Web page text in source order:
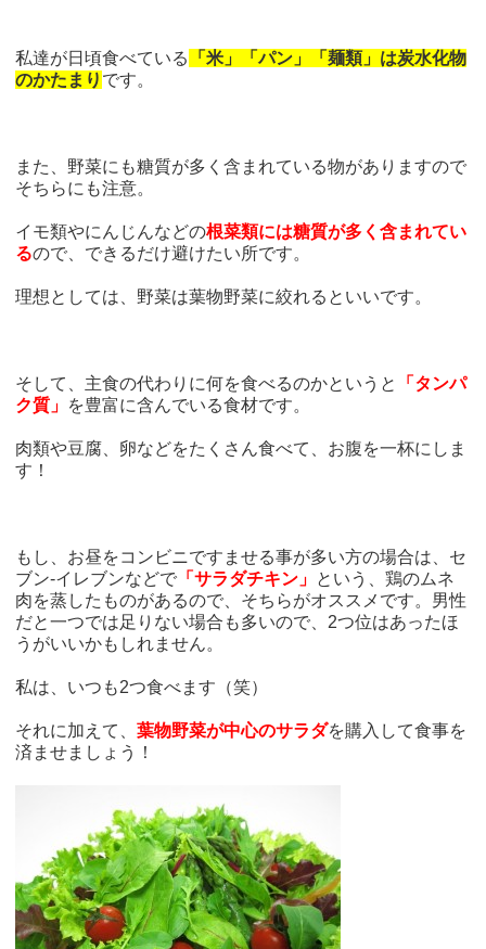
私達が日頃食べている
「米」「パン」「麺類」は炭水化物
のかたまり です。
また、野菜にも糖質が多く含まれている物がありますので
そちらにも注意。
イモ類やにんじんなどの根菜類には糖質が多く含まれてい
るので、できるだけ避けたい所です。
理想としては、野菜は葉物野菜に絞れるといいです。
そして、主食の代わりに何を食べるのかというと
「タンパ
ク質」 を豊富に含んでいる食材です。
肉類や豆腐、卵などをたくさん食べて、お腹を一杯にしま
す！
もし、お昼をコンビニですませる事が多い方の場合は、セ
ブン-イレブンなどで 「サラダチキン」 という、鶏のムネ
肉を蒸したものがあるので、そちらがオススメです。男性
だと一つでは足りない場合も多いので、2つ位はあったほ
うがいいかもしれません。
私は、いつも2つ食べます（笑）
それに加えて、葉物野菜が中心のサラダを購入して食事を
済ませましょう！